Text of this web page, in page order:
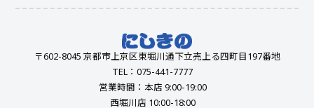
〒602-8045 京都市上京区東堀川通下立売上る四町目197番地
TEL：075-441-7777
営業時間：本店 9:00-19:00
西堀川店 10:00-18:00